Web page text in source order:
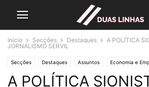
Início Secções Destaques
A POLÍTICA
JORNALISMO SERVIL
Secções Destaques Assuntos Economia e
JUSTIÇA Lifestyle & Gadgets MUNDO
A POLÍTICA